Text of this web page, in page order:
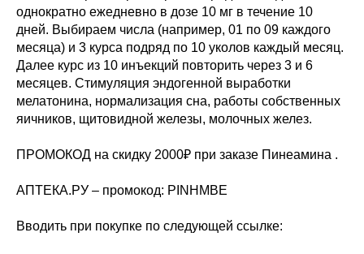
однократно ежедневно в дозе 10 мг в течение 10
дней. Выбираем числа (например, 01 по 09 каждого
месяца) и 3 курса подряд по 10 уколов каждый месяц.
Далее курс из 10 инъекций повторить через 3 и 6
месяцев. Стимуляция эндогенной выработки
мелатонина, нормализация сна, работы собственных
яичников, щитовидной железы, молочных желез.
ПРОМОКОД на скидку 2000₽ при заказе Пинеамина .
АПТЕКА.РУ – промокод: PINHMBE
Вводить при покупке по следующей ссылке: